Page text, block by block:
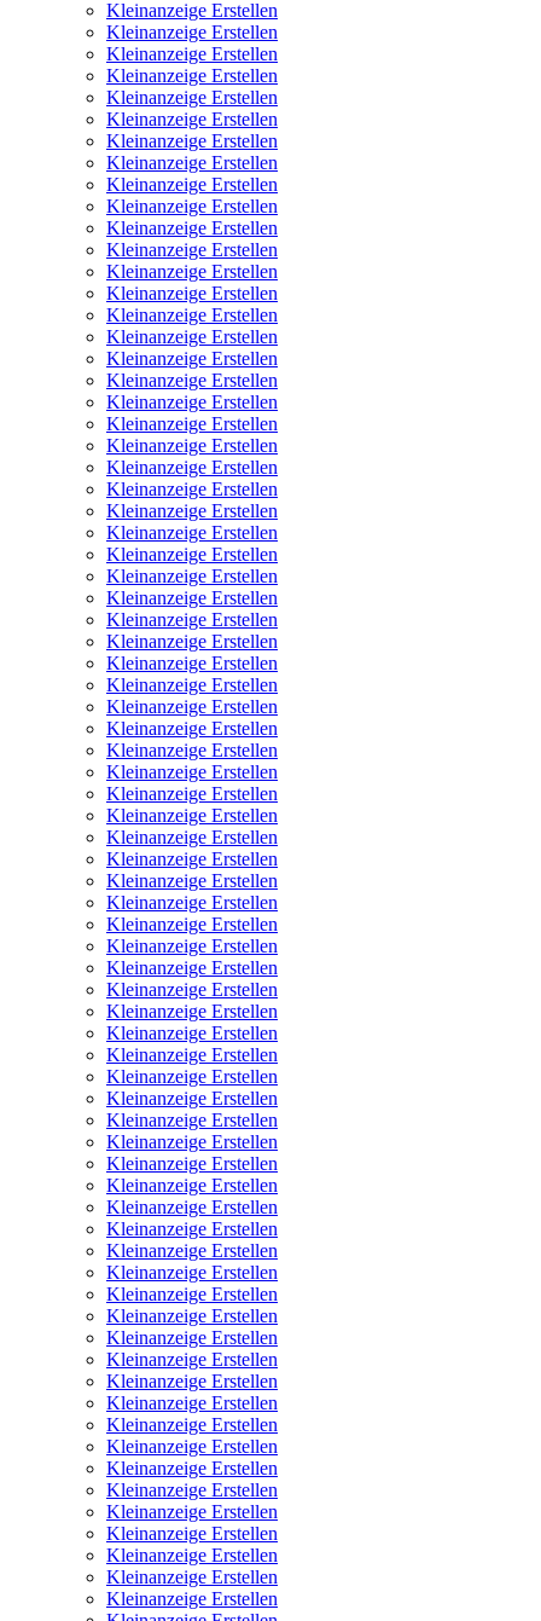
Kleinanzeige Erstellen
Kleinanzeige Erstellen
Kleinanzeige Erstellen
Kleinanzeige Erstellen
Kleinanzeige Erstellen
Kleinanzeige Erstellen
Kleinanzeige Erstellen
Kleinanzeige Erstellen
Kleinanzeige Erstellen
Kleinanzeige Erstellen
Kleinanzeige Erstellen
Kleinanzeige Erstellen
Kleinanzeige Erstellen
Kleinanzeige Erstellen
Kleinanzeige Erstellen
Kleinanzeige Erstellen
Kleinanzeige Erstellen
Kleinanzeige Erstellen
Kleinanzeige Erstellen
Kleinanzeige Erstellen
Kleinanzeige Erstellen
Kleinanzeige Erstellen
Kleinanzeige Erstellen
Kleinanzeige Erstellen
Kleinanzeige Erstellen
Kleinanzeige Erstellen
Kleinanzeige Erstellen
Kleinanzeige Erstellen
Kleinanzeige Erstellen
Kleinanzeige Erstellen
Kleinanzeige Erstellen
Kleinanzeige Erstellen
Kleinanzeige Erstellen
Kleinanzeige Erstellen
Kleinanzeige Erstellen
Kleinanzeige Erstellen
Kleinanzeige Erstellen
Kleinanzeige Erstellen
Kleinanzeige Erstellen
Kleinanzeige Erstellen
Kleinanzeige Erstellen
Kleinanzeige Erstellen
Kleinanzeige Erstellen
Kleinanzeige Erstellen
Kleinanzeige Erstellen
Kleinanzeige Erstellen
Kleinanzeige Erstellen
Kleinanzeige Erstellen
Kleinanzeige Erstellen
Kleinanzeige Erstellen
Kleinanzeige Erstellen
Kleinanzeige Erstellen
Kleinanzeige Erstellen
Kleinanzeige Erstellen
Kleinanzeige Erstellen
Kleinanzeige Erstellen
Kleinanzeige Erstellen
Kleinanzeige Erstellen
Kleinanzeige Erstellen
Kleinanzeige Erstellen
Kleinanzeige Erstellen
Kleinanzeige Erstellen
Kleinanzeige Erstellen
Kleinanzeige Erstellen
Kleinanzeige Erstellen
Kleinanzeige Erstellen
Kleinanzeige Erstellen
Kleinanzeige Erstellen
Kleinanzeige Erstellen
Kleinanzeige Erstellen
Kleinanzeige Erstellen
Kleinanzeige Erstellen
Kleinanzeige Erstellen
Kleinanzeige Erstellen